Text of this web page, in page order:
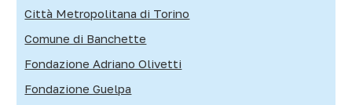
Città Metropolitana di Torino
Comune di Banchette
Fondazione Adriano Olivetti
Fondazione Guelpa